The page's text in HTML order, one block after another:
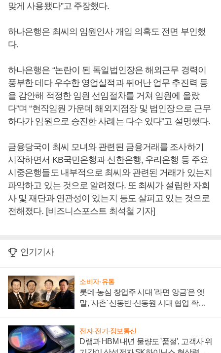
맞게 사용됐다”고 주장했다.
하나은행은 최씨의 임원인사 개입 의혹도 전면 부인했
다.
하나은행은 “논란이 된 독일법인장은 해외근무 경력이
풍부한 데다 우수한 영업실적과 뛰어난 업무 추진력 등
을 감안해 적정한 임원 선임절차를 거쳐 임원에 올랐
다”며 “현직임원 가운데 해외지점장 및 법인장으로 근무
하다가 임원으로 승진한 사례는 다수 있다”고 설명했다.
금융당국이 최씨 모녀와 관련된 금융거래를 조사하기
시작하면서 KB국민은행과 신한은행, 우리은행 등 주요
시중은행들도 내부적으로 최씨와 관련된 거래가 있는지
파악하고 있는 것으로 알려졌다. 또 최씨가 설립한 자회
사 및 재단과 연관성이 있는지 등도 살피고 있는 것으로
전해졌다. [비즈니스포스트 최석철 기자]
인기기사
소비자·유통
롯데·농심 창업주 시대 '라면 앙금'은 옛
말, '사촌' 신동빈·신동원 시대 협업 확대
전자·전기·정보통신
D램과 HBM 내년 물량도 '품절', 고객사 위